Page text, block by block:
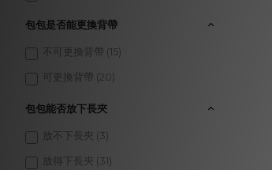
包包是否能更換背帶
不可更換背帶 (15)
可更換背帶 (20)
包包能否放下長夾
放不下長夾 (3)
放得下長夾 (31)